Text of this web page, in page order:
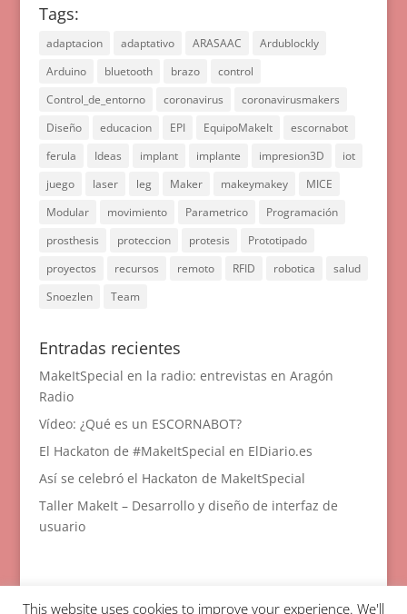
Tags:
adaptacion adaptativo ARASAAC
Ardublockly
Arduino
bluetooth brazo
control
Control_de_entorno
coronavirus
coronavirusmakers
Diseño
educacion EPI EquipoMakeIt
escornabot
ferula
Ideas implant implante impresion3D
iot
juego
laser leg Maker makeymakey
MICE
Modular
movimiento Parametrico
Programación
prosthesis
proteccion protesis
Prototipado
proyectos
recursos remoto RFID robotica
salud
Snoezlen
Team
Entradas recientes
MakeItSpecial en la radio: entrevistas en Aragón
Radio
Vídeo: ¿Qué es un ESCORNABOT?
El Hackaton de #MakeItSpecial en ElDiario.es
Así se celebró el Hackaton de MakeItSpecial
Taller MakeIt – Desarrollo y diseño de interfaz de
usuario
This website uses cookies to improve your experience. We'll